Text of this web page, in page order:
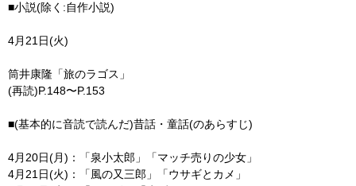
■小説(除く:自作小説)
4月21日(火)
筒井康隆「旅のラゴス」
(再読)P.148〜P.153
■(基本的に音読で読んだ)昔話・童話(のあらすじ)
4月20日(月)：「泉小太郎」「マッチ売りの少女」
4月21日(火)：「風の又三郎」「ウサギとカメ」